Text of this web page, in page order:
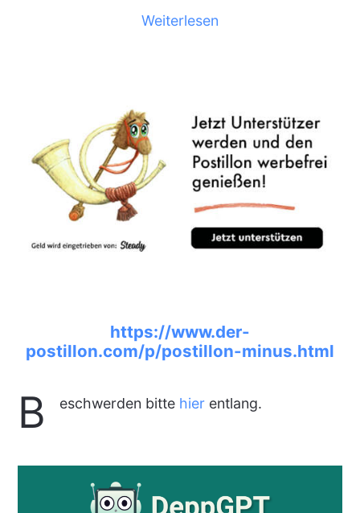
Weiterlesen
https://www.der-
postillon.com/p/postillon-minus.html
B eschwerden bitte hierentlang.